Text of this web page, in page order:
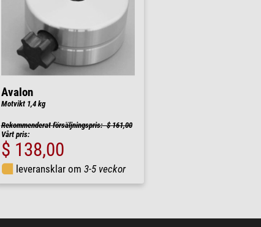
Avalon
Motvikt 1,4 kg
Rekommenderat försäljningspris: $ 161,00
Vårt pris:
$ 138,00
leveransklar om 3-5 veckor